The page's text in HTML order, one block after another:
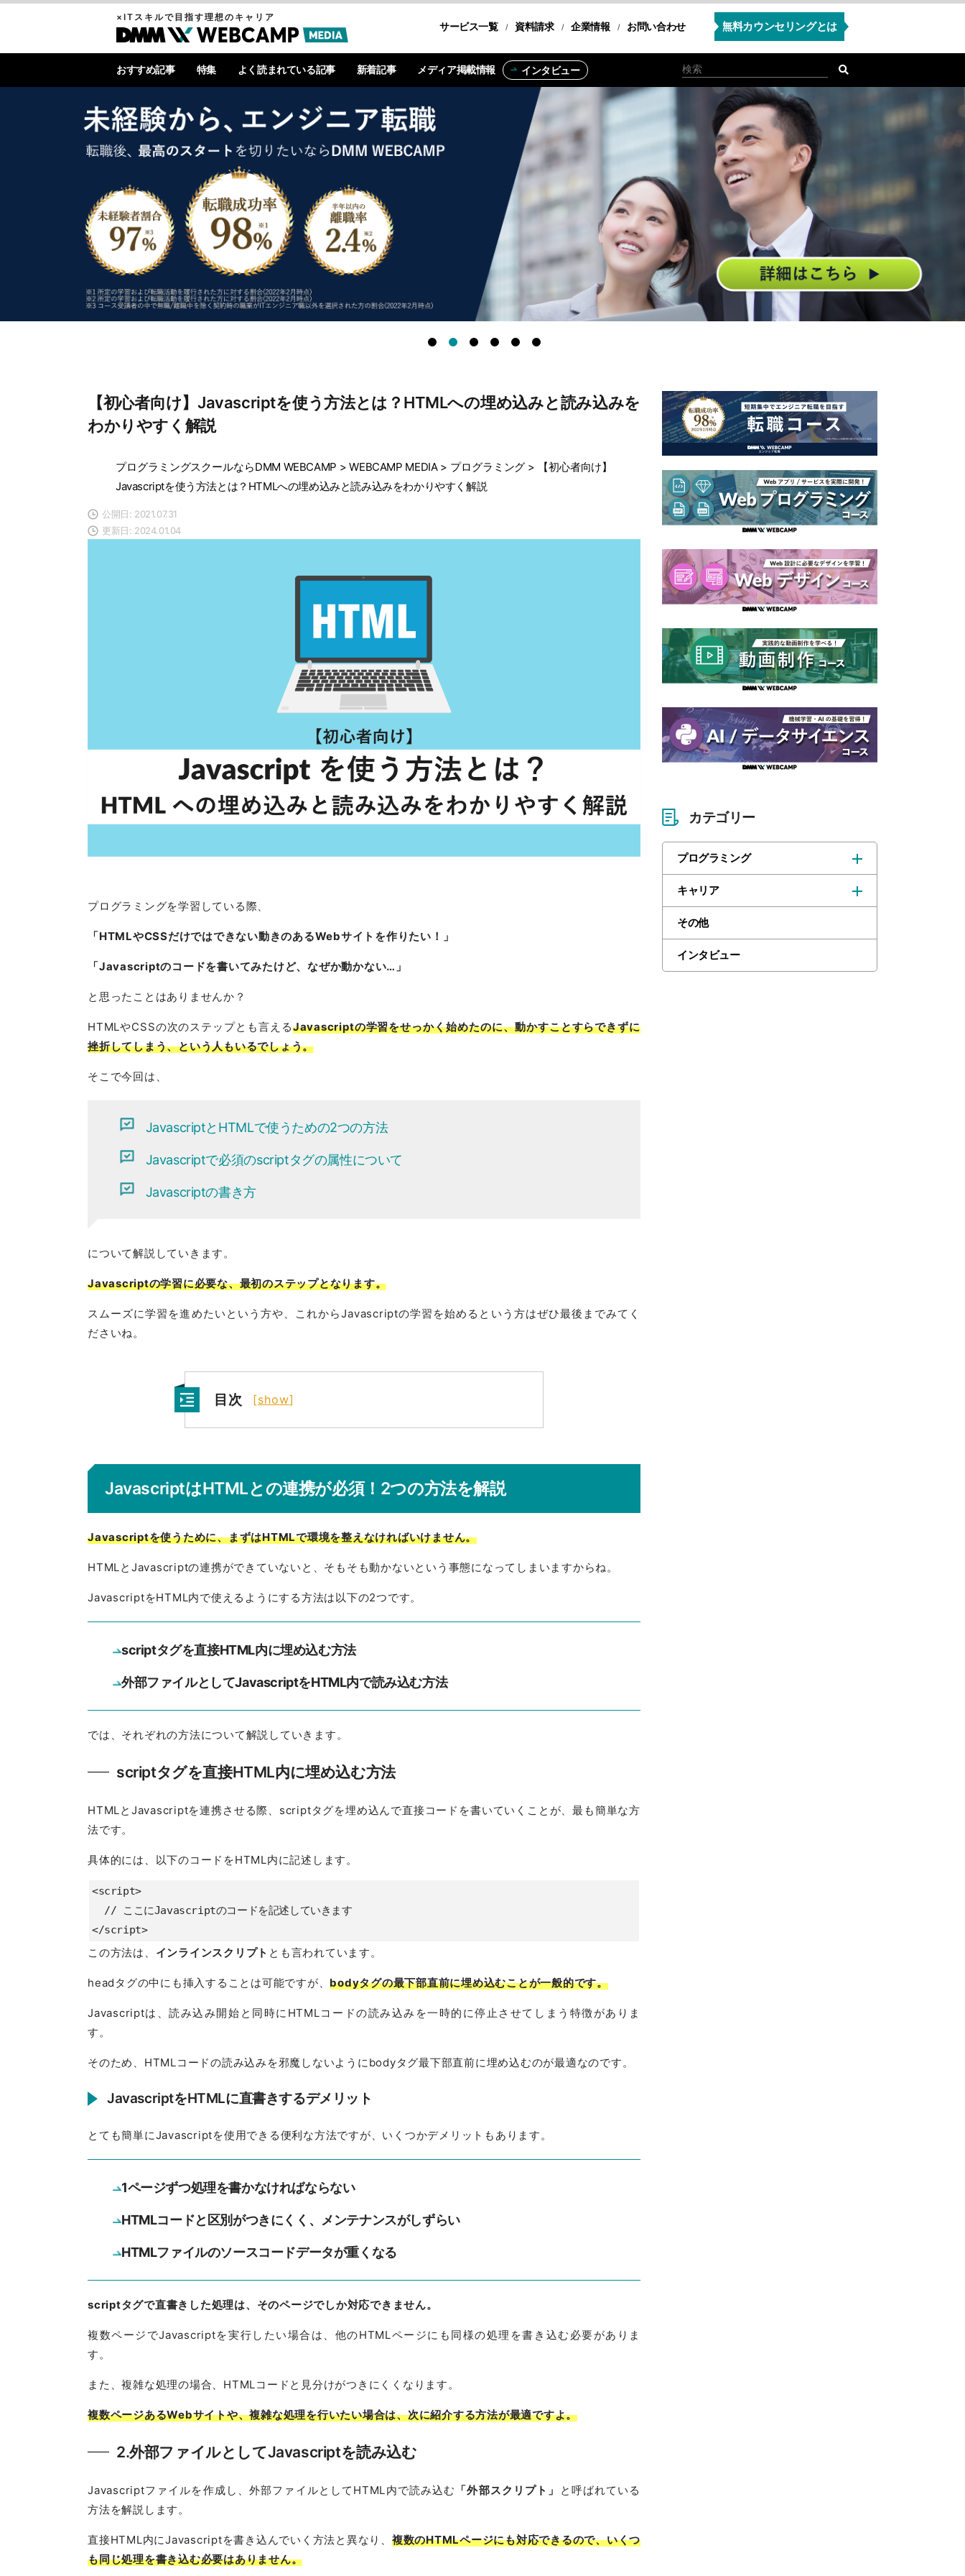
×ITスキルで目指す理想のキャリア
サービス一覧
転職コース 資料請求 企業情報 お問い合わせ 無料カウンセリングとは
おすすめ記事 特集 よく読まれている記事 新着記事 メディア掲載情報 インタビュー
【初心者向け】Javascriptを使う方法とは？HTMLへの埋め込みと読み込みを
わかりやすく解説
プログラミングスクールならDMM WEBCAMP >WEBCAMP MEDIA> プログラミング >
【初心者向け】
Javascriptを使う方法とは？HTMLへの埋め込みと読み込みをわかりやすく解説
公開日: 2021.07.31
更新日: 2024.01.04
プログラミングを学習している際、
「HTMLやCSSだけではできない動きのあるWebサイトを作りたい！」
「Javascriptのコードを書いてみたけど、なぜか動かない…」
と思ったことはありませんか？
HTMLやCSSの次のステップとも言えるJavascriptの学習をせっかく始めたのに、動かすことすらできずに
挫折してしまう、という人もいるでしょう。
そこで今回は、
JavascriptとHTMLで使うための2つの方法
Javascriptで必須のscriptタグの属性について
Javascriptの書き方
について解説していきます。
Javascriptの学習に必要な、最初のステップとなります。
スムーズに学習を進めたいという方や、これからJavascriptの学習を始めるという方はぜひ最後までみてく
ださいね。
目次 [show]
JavascriptはHTMLとの連携が必須！2つの方法を解説
Javascriptを使うために、まずはHTMLで環境を整えなければいけません。
HTMLとJavascriptの連携ができていないと、そもそも動かないという事態になってしまいますからね。
JavascriptをHTML内で使えるようにする方法は以下の2つです。
scriptタグを直接HTML内に埋め込む方法
外部ファイルとしてJavascriptをHTML内で読み込む方法
では、それぞれの方法について解説していきます。
scriptタグを直接HTML内に埋め込む方法
HTMLとJavascriptを連携させる際、scriptタグを埋め込んで直接コードを書いていくことが、最も簡単な方
法です。
具体的には、以下のコードをHTML内に記述します。
<script>
</script>
この方法は、 インラインスクリプト とも言われています。
headタグの中にも挿入することは可能ですが、 bodyタグの最下部直前に埋め込むことが一般的です。
Javascriptは、読み込み開始と同時にHTMLコードの読み込みを一時的に停止させてしまう特徴がありま
す。
そのため、HTMLコードの読み込みを邪魔しないようにbodyタグ最下部直前に埋め込むのが最適なのです。
JavascriptをHTMLに直書きするデメリット
とても簡単にJavascriptを使用できる便利な方法ですが、いくつかデメリットもあります。
1ページずつ処理を書かなければならない
HTMLコードと区別がつきにくく、メンテナンスがしずらい
HTMLファイルのソースコードデータが重くなる
scriptタグで直書きした処理は、そのページでしか対応できません。
複数ページでJavascriptを実行したい場合は、他のHTMLページにも同様の処理を書き込む必要がありま
す。
また、複雑な処理の場合、HTMLコードと見分けがつきにくくなります。
複数ページあるWebサイトや、複雑な処理を行いたい場合は、次に紹介する方法が最適ですよ。
2.外部ファイルとしてJavascriptを読み込む
Javascriptファイルを作成し、外部ファイルとしてHTML内で読み込む 「外部スクリプト」
と呼ばれている
方法を解説します。
直接HTML内にJavascriptを書き込んでいく方法と異なり、 複数のHTMLページにも対応できるので、いくつ
も同じ処理を書き込む必要はありません。
カテゴリー
プログラミング
キャリア
その他
インタビュー